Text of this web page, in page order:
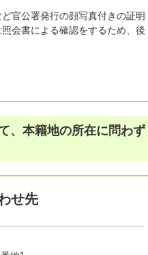
官公署発行の顔写真付きの証明
会書による確認をするため、後
、本籍地の所在に問わず
せ先